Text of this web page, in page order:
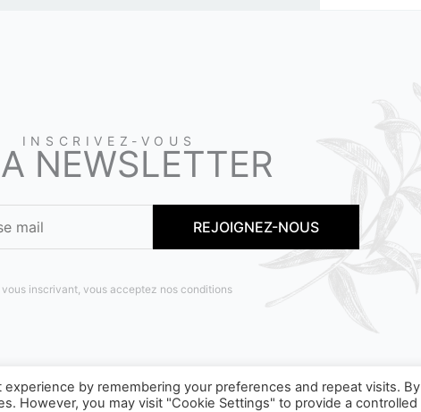
INSCRIVEZ-VOUS
NEWSLETTER
vous inscrivant, vous acceptez nos conditions
by remembering your preferences and repeat visits. By
However, you may visit "Cookie Settings" to provide a controlled